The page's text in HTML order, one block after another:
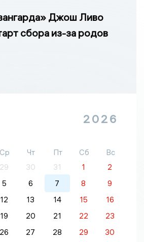
Джош Ливо
сбора из-за родов
2026
Ср Чт Пт Сб
Вс
29 30 31 1
2
5 6 7 8
9
12 13 14 15
16
19 20 21 22
23
26 27 28 29 30